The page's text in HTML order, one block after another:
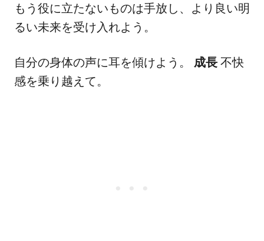
もう役に立たないものは手放し、より良い明
るい未来を受け入れよう。
自分の身体の声に耳を傾けよう。 成長 不快
感を乗り越えて。